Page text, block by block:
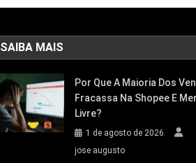
SAIBA MAIS
Por Que A Maioria Dos
Fracassa Na Shopee E
Livre?
1 de agosto de 2026
jose augusto